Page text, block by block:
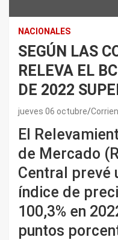
NACIONALES
SEGÚN LAS
RELEVA EL
DE 2022
jueves 06 octubre
El
de Mercado
Central prevé
índice de
100,3% en
puntos